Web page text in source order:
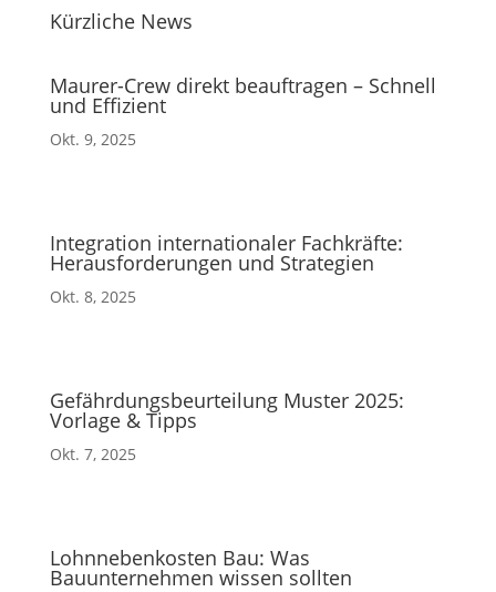
Kürzliche News
Maurer-Crew direkt beauftragen – Schnell
und Effizient
Okt. 9, 2025
Integration internationaler Fachkräfte:
Herausforderungen und Strategien
Okt. 8, 2025
Gefährdungsbeurteilung Muster 2025:
Vorlage & Tipps
Okt. 7, 2025
Lohnnebenkosten Bau: Was
Bauunternehmen wissen sollten